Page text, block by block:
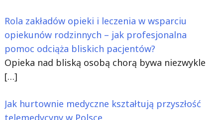
Rola zakładów opieki i leczenia w wsparciu
opiekunów rodzinnych – jak profesjonalna
pomoc odciąża bliskich pacjentów?
Opieka nad bliską osobą chorą bywa niezwykle
[…]
Jak hurtownie medyczne kształtują przyszłość
telemedycyny w Polsce